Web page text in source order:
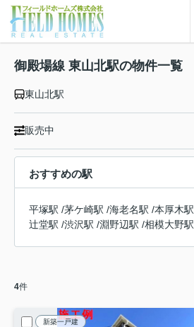
御殿場線 東山北駅の物件一覧
東山北駅
販売中
おすすめの駅
平塚駅 /茅ケ崎駅 /海老名駅 /本厚木駅
辻堂駅 /渋沢駅 /淵野辺駅 /相模大野駅
4件
新築一戸建